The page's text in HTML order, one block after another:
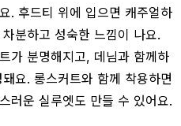
. 후드티 위에 입으면 캐주얼하
분하고 성숙한 느낌이 나요.
가 분명해지고, 데님과 함께하
요. 롱스커트와 함께 착용하면
러운 실루엣도 만들 수 있어요.